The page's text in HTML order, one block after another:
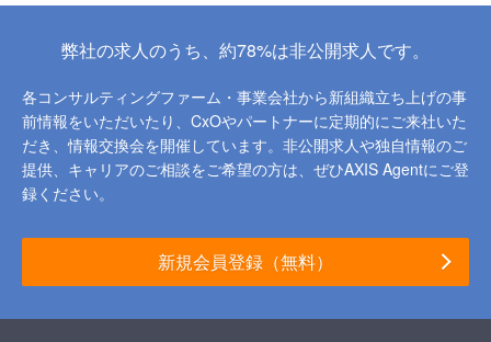
弊社の求人のうち、約78%は非公開求人です。
各コンサルティングファーム・事業会社から新組織立ち上げの事
前情報をいただいたり、 CxOやパートナーに定期的にご来社いた
だき、情報交換会を開催しています。 非公開求人や独自情報のご
提供、キャリアのご相談をご希望の方は、ぜひAXIS Agentにご登
録ください。
新規会員登録（無料）